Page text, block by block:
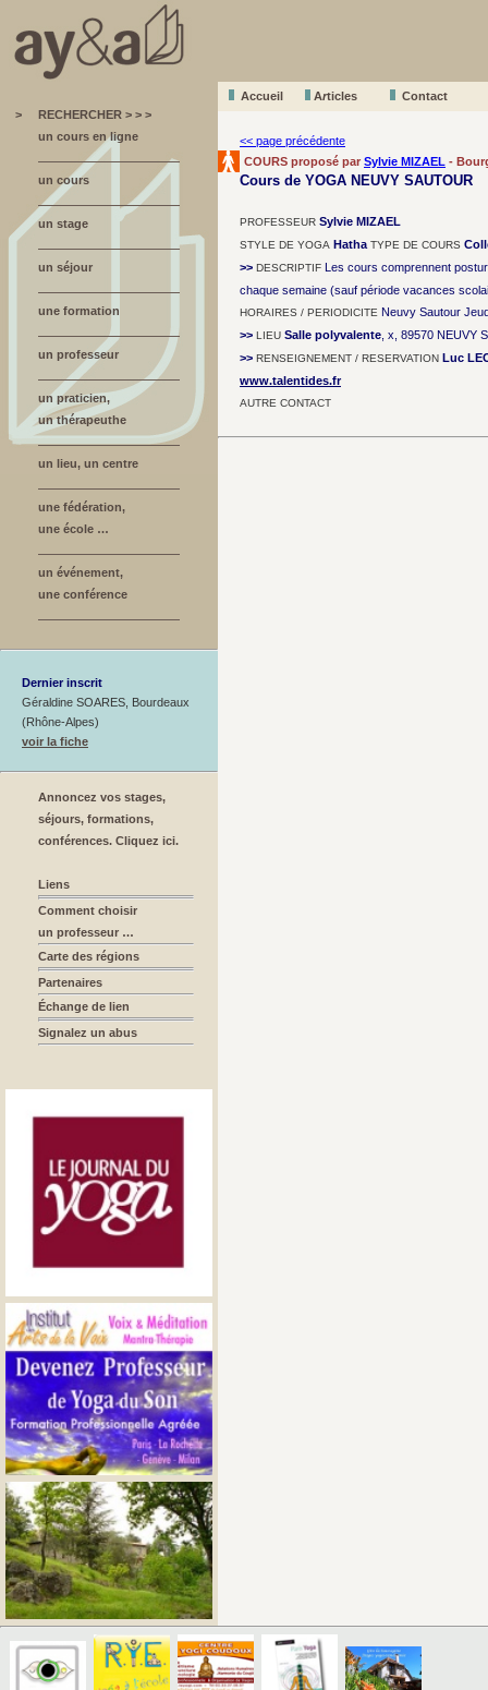
Accueil Articles
Contact
>
RECHERCHER > > >
un cours en ligne
un cours
un stage
un séjour
une formation
un professeur
un praticien,
un thérapeuthe
un lieu, un centre
une fédération,
une école …
un événement,
une conférence
Dernier inscrit
Géraldine SOARES, Bourdeaux
(Rhône-Alpes)
voir la fiche
Annoncez vos stages,
séjours, formations,
conférences. Cliquez ici.
Liens
Comment choisir
un professeur …
Carte des régions
Partenaires
Échange de lien
Signalez un abus
<< page précédente
COURS proposé par Sylvie MIZAEL -
Cours de YOGA NEUVY SAUTOUR
PROFESSEUR Sylvie MIZAEL
STYLE DE YOGA Hatha TYPE DE COURS
>> DESCRIPTIF Les cours comprennent
chaque semaine (sauf période vacances
HORAIRES / PERIODICITE Neuvy Sautour
>> LIEU Salle polyvalente , x, 89570 NEUVY
>> RENSEIGNEMENT / RESERVATION Luc
www.talentides.fr
AUTRE CONTACT